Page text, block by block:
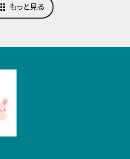
もっと見る